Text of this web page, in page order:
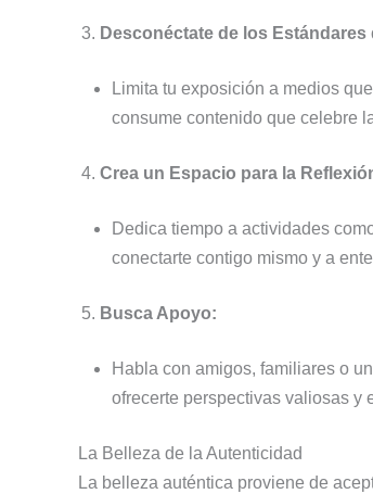
Desconéctate de los Estándares
Limita tu exposición a medios
consume contenido que celebre
Crea un Espacio para la
Dedica tiempo a actividades
conectarte contigo mismo y a
Busca Apoyo:
Habla con amigos, familiares o
ofrecerte perspectivas valiosas y
La Belleza de la Autenticidad
La belleza auténtica proviene de